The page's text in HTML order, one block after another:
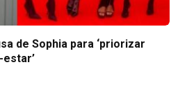
de Sophia para ‘priorizar